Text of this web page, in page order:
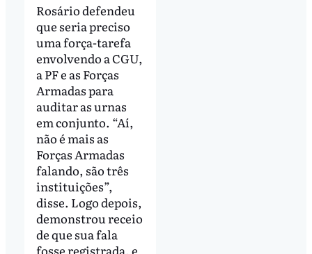
Rosário defendeu
que seria preciso
uma força-tarefa
envolvendo a CGU,
a PF e as Forças
Armadas para
auditar as urnas
em conjunto. “Aí,
não é mais as
Forças Armadas
falando, são três
instituições”,
disse. Logo depois,
demonstrou receio
de que sua fala
fosse registrada, e